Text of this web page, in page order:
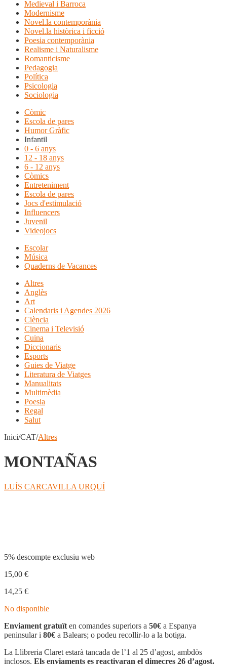
Medieval i Barroca
Modernisme
Novel.la contemporània
Novel.la històrica i ficció
Poesia contemporània
Realisme i Naturalisme
Romanticisme
Pedagogia
Política
Psicologia
Sociologia
Còmic
Escola de pares
Humor Gràfic
Infantil
0 - 6 anys
12 - 18 anys
6 - 12 anys
Còmics
Entreteniment
Escola de pares
Jocs d'estimulació
Influencers
Juvenil
Videojocs
Escolar
Música
Quaderns de Vacances
Altres
Anglès
Art
Calendaris i Agendes 2026
Ciència
Cinema i Televisió
Cuina
Diccionaris
Esports
Guies de Viatge
Literatura de Viatges
Manualitats
Multimèdia
Poesia
Regal
Salut
Inici/CAT/Altres
MONTAÑAS
LUÍS CARCAVILLA URQUÍ
5% descompte exclusiu web
15,00 €
14,25 €
No disponible
Enviament gratuït en comandes superiors a 50€ a Espanya
peninsular i 80€ a Balears; o podeu recollir-lo a la botiga.
La Llibreria Claret estarà tancada de l’1 al 25 d’agost, ambdòs
inclosos. Els enviaments es reactivaran el dimecres 26 d’agost.